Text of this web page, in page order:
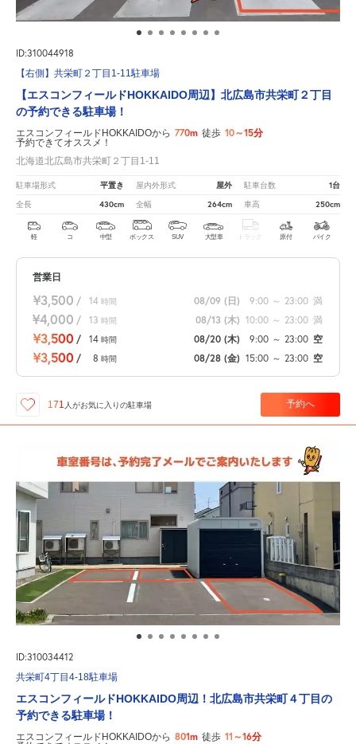
ID:310044918
【右側】共栄町２丁目1-11駐車場
【エスコンフィールドHOKKAIDO周辺】北広島市共栄町２丁目
の予約できる駐車場！
エスコンフィールドHOKKAIDOから 770m 徒歩 10～15分
予約できてオススメ！
北海道北広島市共栄町２丁目1-11
駐車場形式 平置き 屋内外形式 屋外 駐車台数 1台
全長 430cm 全幅 264cm 車高 250cm
軽 コ 中型 ボックス SUV 大型車 トラック 原付 バイク
営業日
¥3,500 / 14 時間 08/09 (日) 9:00 ～ 23:00 満
¥4,000 / 13 時間 08/13 (木) 10:00 ～ 23:00 満
¥3,500 / 14 時間 08/20 (木) 9:00 ～ 23:00 空
¥3,500 / 8 時間 08/28 (金) 15:00 ～ 23:00 空
171 人がお気に入りの駐車場 予約へ
ID:310034412
共栄町4丁目4-18駐車場
エスコンフィールドHOKKAIDO周辺！北広島市共栄町４丁目の
予約できる駐車場！
エスコンフィールドHOKKAIDOから 801m 徒歩 11～16分